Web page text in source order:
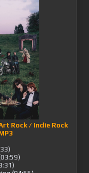
Rock / Indie Rock